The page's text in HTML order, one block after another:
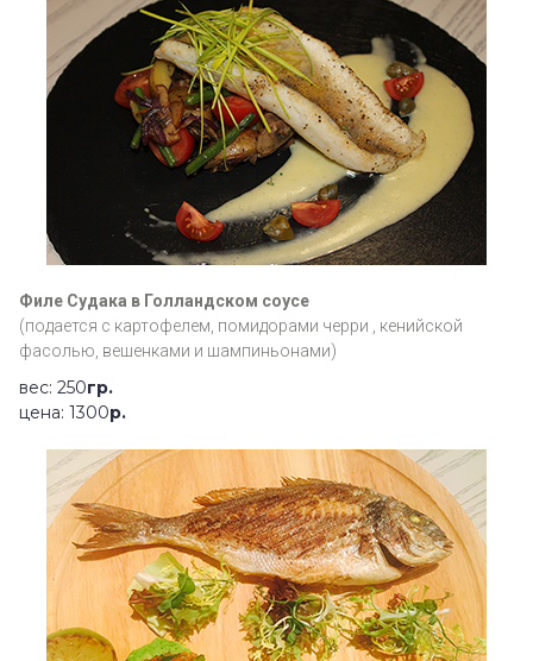
Филе Судака в Голландском соусе
(подается с картофелем, помидорами черри , кенийской
фасолью, вешенками и шампиньонами)
вес: 250гр.
цена: 1300р.